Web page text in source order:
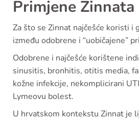
Primjene Zinnata
Za što se Zinnat najčešće koristi i
između odobrene i “uobičajene”
Odobrene i najčešće korištene
sinusitis, bronhitis, otitis media,
kožne infekcije, nekomplicirani
Lymeovu bolest.
U hrvatskom kontekstu Zinnat je